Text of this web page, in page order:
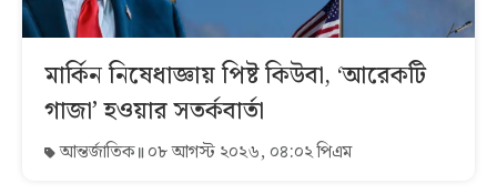
মার্কিন নিষেধাজ্ঞায় পিষ্ট কিউবা, ‘আরেকটি
গাজা’ হওয়ার সতর্কবার্তা
আন্তর্জাতিক ০৮ আগস্ট ২০২৬, ০৪:০২ পিএম